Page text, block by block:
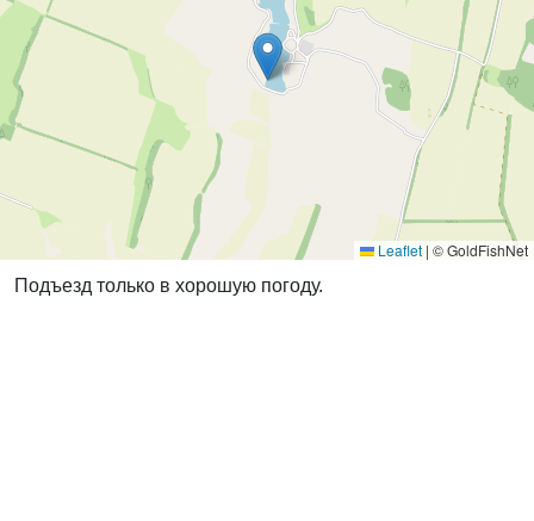
Leaflet | © GoldFishNet
Подъезд только в хорошую погоду.